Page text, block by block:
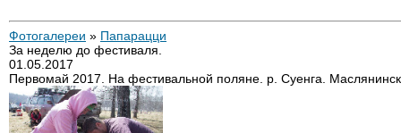
Фотогалереи » Папарацци
За неделю до фестиваля.
01.05.2017
Первомай 2017. На фестивальной поляне. р. Суенга.